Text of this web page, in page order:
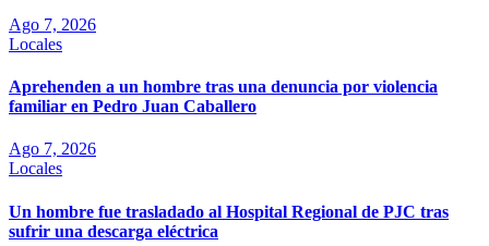
Ago 7, 2026
Locales
Aprehenden a un hombre tras una denuncia por violencia
familiar en Pedro Juan Caballero
Ago 7, 2026
Locales
Un hombre fue trasladado al Hospital Regional de PJC tras
sufrir una descarga eléctrica